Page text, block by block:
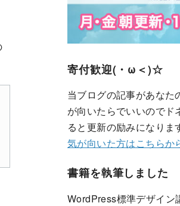
寄付歓迎(・ω＜)☆
当ブログの記事があなた
が向いたらでいいのでド
ると更新の励みになりま
気が向いた方はこちらか
書籍を執筆しました
WordPress標準デザイン